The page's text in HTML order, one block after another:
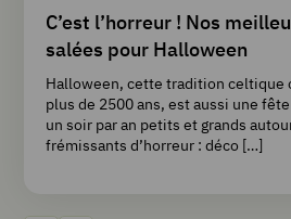
C’est l’horreur ! Nos
salées pour Halloween
Halloween, cette tradition celtique
plus de 2500 ans, est aussi une
un soir par an petits et grands
frémissants d’horreur : déco […]